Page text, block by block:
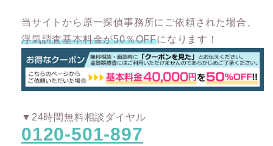
当サイトから原一探偵事務所にご依頼された場合、
浮気調査基本料金が50％OFFになります！
▼24時間無料相談ダイヤル
0120-501-897